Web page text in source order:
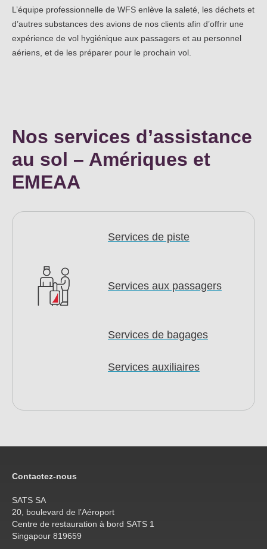
L’équipe professionnelle de WFS enlève la saleté, les déchets et
d’autres substances des avions de nos clients afin d’offrir une
expérience de vol hygiénique aux passagers et au personnel
aériens, et de les préparer pour le prochain vol.
Nos services d’assistance
au sol – Amériques et
EMEAA
Services de piste
Services aux passagers
Services de bagages
Services auxiliaires
Contactez-nous
SATS SA
20, boulevard de l’Aéroport
Centre de restauration à bord SATS 1
Singapour 819659